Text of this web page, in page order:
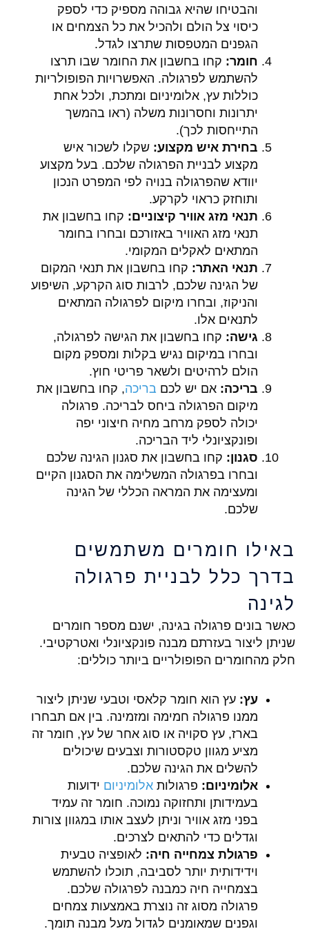
והבטיחו שהיא גבוהה מספיק כדי לספק
כיסוי צל הולם ולהכיל את כל הצמחים או
הגפנים המטפסות שתרצו לגדל.
חומר: קחו בחשבון את החומר שבו תרצו
להשתמש לפרגולה. האפשרויות הפופולריות
כוללות עץ, אלומיניום ומתכת, ולכל אחת
יתרונות וחסרונות משלה (ראו בהמשך
התייחסות לכך).
בחירת איש מקצוע: שקלו לשכור איש
מקצוע לבניית הפרגולה שלכם. בעל מקצוע
יוודא שהפרגולה בנויה לפי המפרט הנכון
ותוחזק כראוי לקרקע.
תנאי מזג אוויר קיצוניים: קחו בחשבון את
תנאי מזג האוויר באזורכם ובחרו בחומר
המתאים לאקלים המקומי.
תנאי האתר: קחו בחשבון את תנאי המקום
של הגינה שלכם, לרבות סוג הקרקע, השיפוע
והניקוז, ובחרו מיקום לפרגולה המתאים
לתנאים אלו.
גישה: קחו בחשבון את הגישה לפרגולה,
ובחרו במיקום נגיש בקלות ומספק מקום
הולם לרהיטים ולשאר פריטי חוץ.
בריכה: אם יש לכם בריכה, קחו בחשבון את
מיקום הפרגולה ביחס לבריכה. פרגולה
יכולה לספק מרחב מחיה חיצוני יפה
ופונקציונלי ליד הבריכה.
סגנון: קחו בחשבון את סגנון הגינה שלכם
ובחרו בפרגולה המשלימה את הסגנון הקיים
ומעצימה את המראה הכללי של הגינה
שלכם.
באילו חומרים משתמשים
בדרך כלל לבניית פרגולה
לגינה
כאשר בונים פרגולה בגינה, ישנם מספר חומרים
שניתן ליצור בעזרתם מבנה פונקציונלי ואטרקטיבי.
חלק מהחומרים הפופולריים ביותר כוללים:
עץ: עץ הוא חומר קלאסי וטבעי שניתן ליצור
ממנו פרגולה חמימה ומזמינה. בין אם תבחרו
בארז, עץ סקויה או סוג אחר של עץ, חומר זה
מציע מגוון טקסטורות וצבעים שיכולים
להשלים את הגינה שלכם.
אלומיניום: פרגולות אלומיניום ידועות
בעמידותן ותחזוקה נמוכה. חומר זה עמיד
בפני מזג אוויר וניתן לעצב אותו במגוון צורות
וגדלים כדי להתאים לצרכים.
פרגולת צמחייה חיה: לאופציה טבעית
וידידותית יותר לסביבה, תוכלו להשתמש
בצמחייה חיה כמבנה לפרגולה שלכם.
פרגולה מסוג זה נוצרת באמצעות צמחים
וגפנים שמאומנים לגדול מעל מבנה תומך.